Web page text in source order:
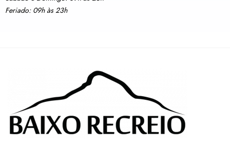
Feriado: 09h às 23h